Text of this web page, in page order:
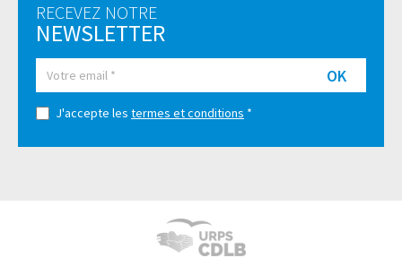
RECEVEZ NOTRE
NEWSLETTER
OK
J'accepte les termes et conditions *